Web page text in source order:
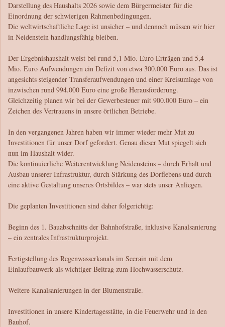
Darstellung des Haushalts 2026 sowie dem Bürgermeister für die
Einordnung der schwierigen Rahmenbedingungen.
Die weltwirtschaftliche Lage ist unsicher – und dennoch müssen wir hier
in Neidenstein handlungsfähig bleiben.
Der Ergebnishaushalt weist bei rund 5,1 Mio. Euro Erträgen und 5,4
Mio. Euro Aufwendungen ein Defizit von etwa 300.000 Euro aus. Das ist
angesichts steigender Transferaufwendungen und einer Kreisumlage von
inzwischen rund 994.000 Euro eine große Herausforderung.
Gleichzeitig planen wir bei der Gewerbesteuer mit 900.000 Euro – ein
Zeichen des Vertrauens in unsere örtlichen Betriebe.
In den vergangenen Jahren haben wir immer wieder mehr Mut zu
Investitionen für unser Dorf gefordert. Genau dieser Mut spiegelt sich
nun im Haushalt wider.
Die kontinuierliche Weiterentwicklung Neidensteins – durch Erhalt und
Ausbau unserer Infrastruktur, durch Stärkung des Dorflebens und durch
eine aktive Gestaltung unseres Ortsbildes – war stets unser Anliegen.
Die geplanten Investitionen sind daher folgerichtig:
Beginn des 1. Bauabschnitts der Bahnhofstraße, inklusive Kanalsanierung
– ein zentrales Infrastrukturprojekt.
Fertigstellung des Regenwasserkanals im Seerain mit dem
Einlaufbauwerk als wichtiger Beitrag zum Hochwasserschutz.
Weitere Kanalsanierungen in der Blumenstraße.
Investitionen in unsere Kindertagesstätte, in die Feuerwehr und in den
Bauhof.